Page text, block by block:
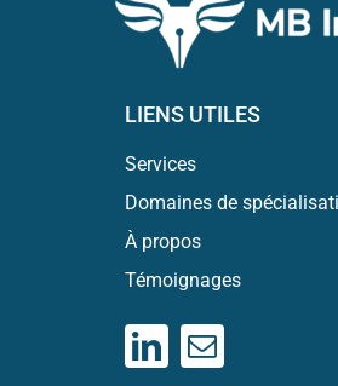
LIENS UTILES
Services
Domaines de
À propos
Témoignages